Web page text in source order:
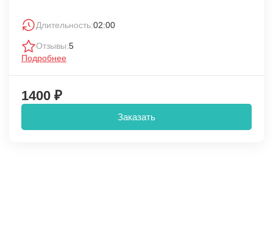
Длительность:02:00
Отзывы:5
Подробнее
1400 ₽
Заказать